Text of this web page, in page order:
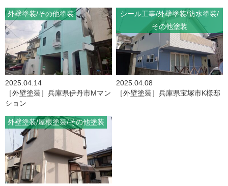
外壁塗装 その他塗装
2025.04.14
［外壁塗装］兵庫県伊丹市Mマン
ション
シール工事 外壁塗装 防水塗装
その他塗装
2025.04.08
［外壁塗装］兵庫県宝塚市K様邸
外壁塗装 屋根塗装 その他塗装